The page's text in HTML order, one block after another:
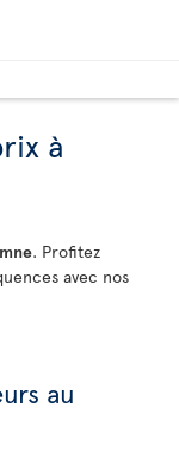
à
. Profitez
avec nos
au